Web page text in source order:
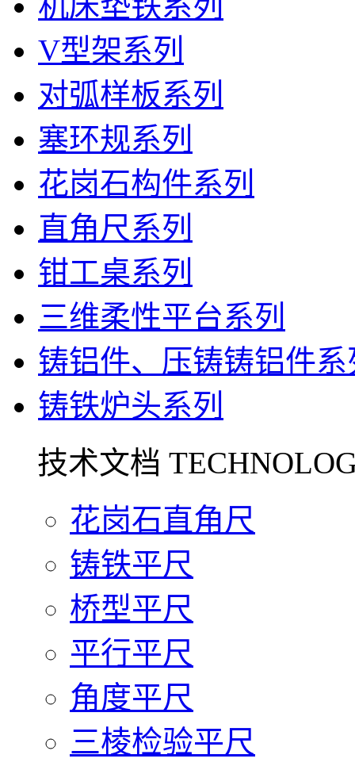
V型架系列
对弧样板系列
塞环规系列
花岗石构件系列
直角尺系列
钳工桌系列
三维柔性平台系列
铸铝件、压铸铸铝件系
铸铁炉头系列
技术文档
花岗石直角尺
铸铁平尺
桥型平尺
平行平尺
角度平尺
三棱检验平尺